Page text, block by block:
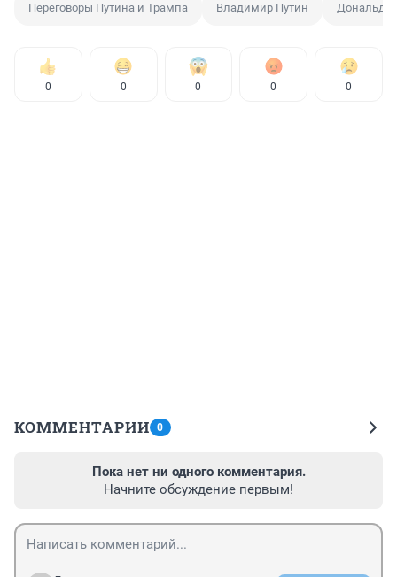
Переговоры Путина и Трампа Владимир Путин Дональд
0 0 0 0 0
КОММЕНТАРИИ 0
Пока нет ни одного комментария.
Начните обсуждение первым!